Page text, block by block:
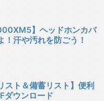
】ヘッドホンカバ
！汗や汚れを防ごう！
スト＆備蓄リスト】便利
ダウンロード